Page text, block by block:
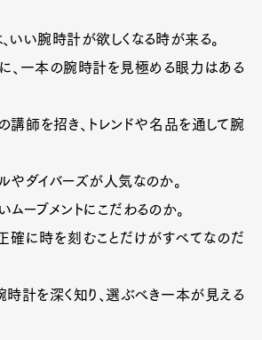
いい腕時計が欲しくなる時が来る。
、一本の腕時計を見極める眼力はある
講師を招き、トレンドや名品を通して腕
やダイバーズが人気なのか。
ムーブメントにこだわるのか。
確に時を刻むことだけがすべてなのだ
計を深く知り、選ぶべき一本が見える